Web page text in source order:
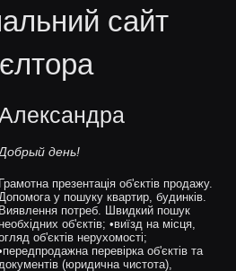
сайт
день!
Грамотна презентація об'єктів продажу.
у пошуку квартир, будинків.
Виявлення потреб. Швидкий пошук
необхідних об'єктів; •виїзд на місця,
об'єктів нерухомості;
перевірка об'єктів та
(юридична чистота),